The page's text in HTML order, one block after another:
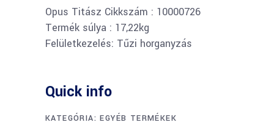
Opus Titász Cikkszám : 10000726
Termék súlya : 17,22kg
Felületkezelés: Tűzi horganyzás
Quick info
KATEGÓRIA:EGYÉB TERMÉKEK